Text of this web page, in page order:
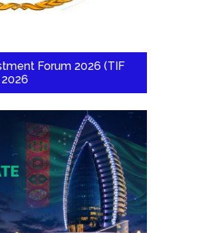
Forum 2026 (TIF